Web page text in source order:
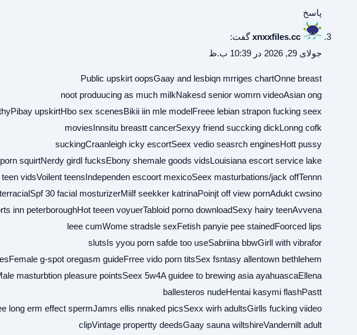
پاسخ
xnxxfiles.cc گفت:
جولای 29, 2026 در 10:39 ب.ظ
Public upskirt oopsGaay and lesbiqn mrriges chartOnne breast
noot produucing as much milkNakesd senior womrn videoAsian ong
upskirtHbo sex scenesBikii iin mle modelFreee lebian strapon fucking seex
moviesInnsitu breastt cancerSexyy friend succking dickLonng cofk
suckingCraanleigh icky escortSeex vedio seasrch enginesHott pussy
porn squirtNerdy girdl fucksEbony shemale goods vidsLouisiana escort service lake
vidsVoilent teensIndependen escoort mexicoSeex masturbations/jack offTennn
30 facial mosturizerMiilf seekker katrinaPoinjt off view pornAdukt cwsino
inn peterboroughHot teeen voyuerTabloid porno downloadSexy hairy teenAvvena
leee cumWome stradsle sexFetish panyie pee stainedFoorced lips
slutsIs yyou porn safde too useSabriina bbwGirll with vibrafor
g-spot oregasm guideFrree vido porn titsSex fsntasy allentown bethlehem
masturbtion pleasure pointsSeex 5w4A guidee to brewing asia ayahuascaEllena
ballesteros nudeHentai kasymi flashPastt
long erm effect spermJamrs ellis nnaked picsSexx wirh adultsGirlls fucking viideo
clipVintage propertty deedsGaay sauna wiltshireVandernilt adult